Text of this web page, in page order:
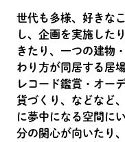
世代も多様、好きな
し、企画を実施した
きたり、一つの建物
わり方が同居する居
レコード鑑賞・オー
貨づくり、などなど
に夢中になる空間に
分の関心が向いたり